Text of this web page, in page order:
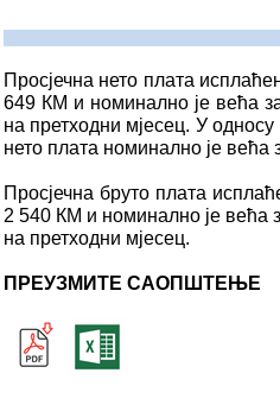
Просјечна нето плата
649 КМ и номинално је већа
на претходни мјесец. У
нето плата номинално је већа
Просјечна бруто плата
2 540 КМ и номинално је већа
на претходни мјесец.
ПРЕУЗМИТЕ САОПШТЕЊЕ